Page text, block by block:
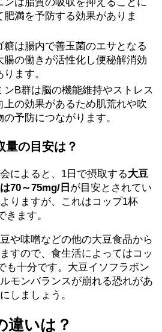
肥満を予防する効果がありま
糖は腸内で善玉菌のエサとなる
腸の働きが活性化し便秘解消効
ます。
ンB群は脳の機能維持やストレス
上の効果があるため肌荒れや吹
の予防につながります。
量の目安は？
によると、1日で摂取する大豆
70～75mg/日 が目安とされてい
りますが、これはコップ1杯
きます。
や味噌などの他の大豆食品から
すので、食生活によってはコッ
も十分です。大豆イソフラボン
モンバランスが崩れる恐れがあ
しましょう。
違いは？